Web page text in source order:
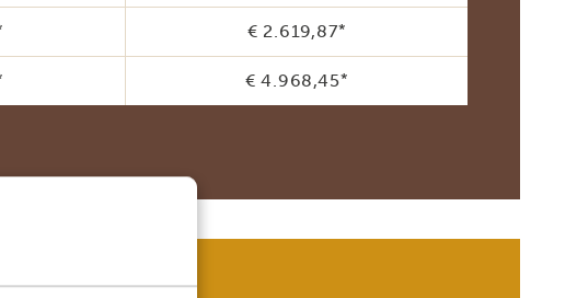
€ 2.619,87*
€ 4.968,45*